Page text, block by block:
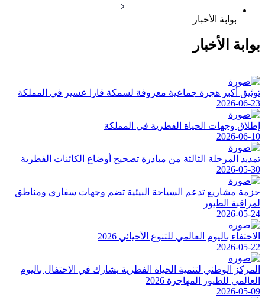
بوابة الأخبار
بوابة الأخبار
توثيق أكبر هجرة جماعية معروفة لسمكة قارا عسير في المملكة
2026-06-23
إطلاق وجهات الحياة الفطرية في المملكة
2026-06-10
تمديد المرحلة الثالثة من مبادرة تصحيح أوضاع الكائنات الفطرية
2026-05-30
حزمة مشاريع تدعم السياحة البيئية تضم وجهات سفاري ومناطق
لمراقبة الطيور
2026-05-24
الاحتفاء باليوم العالمي للتنوع الأحيائي 2026
2026-05-22
المركز الوطني لتنمية الحياة الفطرية يشارك في الاحتفال باليوم
العالمي للطيور المهاجرة 2026
2026-05-09